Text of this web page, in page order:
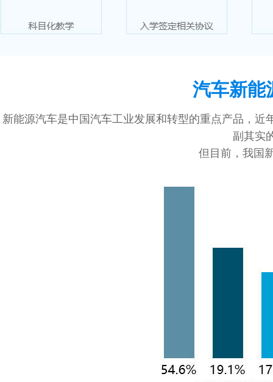
汽车新能
新能源汽车是中国汽车工业发展和转型的重点产品，
副其实
但目前，我国